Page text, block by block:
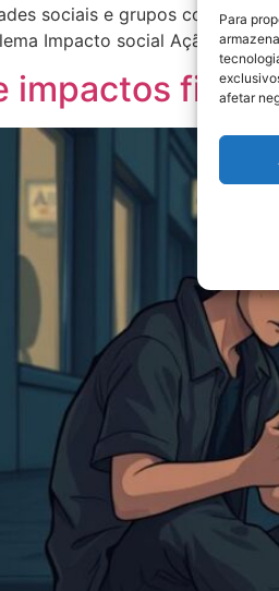
Para
afetar
sociais e grupos como
Impacto social Ação
impactos